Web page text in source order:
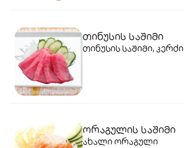
თინუსის საშიმი
თინუსის საშიმი, კერძი
ორაგულის საშიმი
ახალი ორაგული